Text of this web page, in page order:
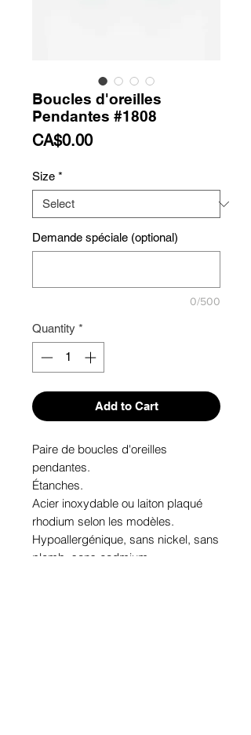
Boucles d'oreilles
Pendantes #1808
CA$0.00Price
Size *
Demande spéciale (optional)
0/500
Quantity *
Add to Cart
Paire de boucles d'oreilles
pendantes.
Étanches.
Acier inoxydable ou laiton plaqué
rhodium selon les modèles.
Hypoallergénique, sans nickel, sans
plomb, sans cadmium.